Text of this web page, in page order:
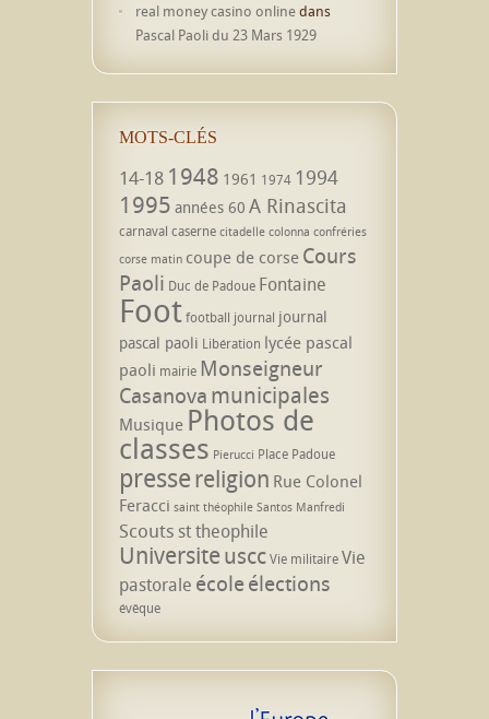
real money casino onlinedans
Pascal Paoli du 23 Mars 1929
MOTS-CLÉS
14-18 1948 1961 1974 1994
1995 années 60 A Rinascita
carnaval caserne citadelle colonna confréries
corse matin coupe de corse Cours
Paoli Duc de Padoue Fontaine
Footfootball journal journal
pascal paoli Libération lycée pascal
paoli mairie Monseigneur
Casanova municipales
Musique Photos de
classes Pierucci Place Padoue
pressereligion Rue Colonel
Feracci saint théophile Santos Manfredi
Scoutsst theophile
UniversiteusccVie militaireVie
pastorale écoleélections
évêque